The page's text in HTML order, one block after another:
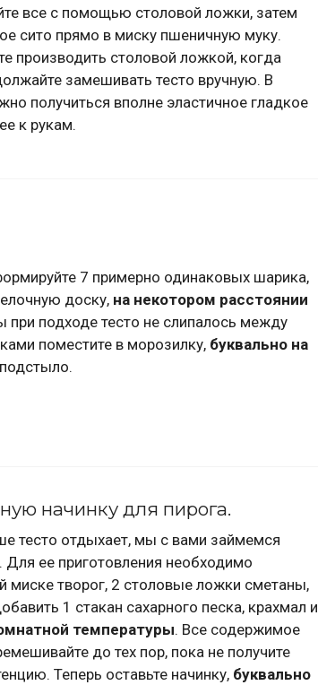
все с помощью столовой ложки, затем
сито прямо в миску пшеничную муку.
производить столовой ложкой, когда
замешивать тесто вручную. В
получиться вполне эластичное гладкое
к рукам.
7 примерно одинаковых шарика,
доску, на некотором расстоянии
при подходе тесто не слипалось между
поместите в морозилку, буквально на
начинку для пирога.
тесто отдыхает, мы с вами займемся
Для ее приготовления необходимо
миске творог, 2 столовые ложки сметаны,
1 стакан сахарного песка, крахмал и
температуры. Все содержимое
до тех пор, пока не получите
Теперь оставьте начинку, буквально